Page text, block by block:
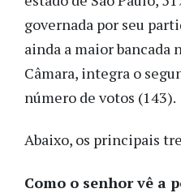
governada por seu
ainda a maior bancada
Câmara, integra o
número de votos (143).
Abaixo, os principais
Como o senhor vê a